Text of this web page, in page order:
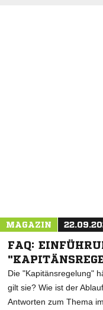
MAGAZIN
FAQ:
Die "Kapitänsregelung"
gilt sie? Wie ist der
Antworten zum Thema